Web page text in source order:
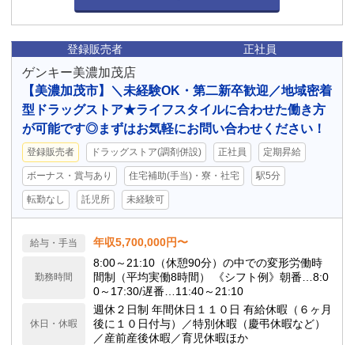
登録販売者 正社員
ゲンキー美濃加茂店
【美濃加茂市】＼未経験OK・第二新卒歓迎／地域密着
型ドラッグストア★ライフスタイルに合わせた働き方
が可能です◎まずはお気軽にお問い合わせください！
登録販売者 ドラッグストア(調剤併設) 正社員 定期昇給
ボーナス・賞与あり 住宅補助(手当)・寮・社宅 駅5分
転勤なし 託児所 未経験可
給与・手当 年収5,700,000円〜
勤務時間
8:00～21:10（休憩90分）の中での変形労働時
間制（平均実働8時間） 《シフト例》朝番…8:0
0～17:30/遅番…11:40～21:10
休日・休暇
週休２日制 年間休日１１０日 有給休暇（６ヶ月
後に１０日付与）／特別休暇（慶弔休暇など）
／産前産後休暇／育児休暇ほか